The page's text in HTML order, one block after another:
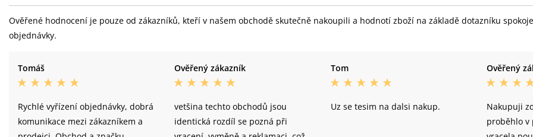
Ověřené hodnocení je pouze od zákazníků, kteří v našem obchodě skutečně nakoupili a hodnotí zboží na základě dotazníku
objednávky.
Tomáš
Rychlé vyřízení objednávky, dobrá
komunikace mezi zákazníkem a
Ověřený zákazník
vetšina techto obchodů jsou
identická rozdíl se pozná při
Tom
Uz se tesim na dalsi nakup.
Ověřený
Nakupuji
proběhlo v